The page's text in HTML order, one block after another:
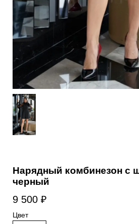
Нарядный комбинезон с
черный
9 500 ₽
Цвет